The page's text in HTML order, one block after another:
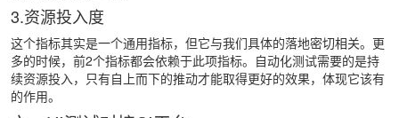
3.资源投入度
这个指标其实是一个通用指标，但它与我们具体的落地密切相关。更
多的时候，前2个指标都会依赖于此项指标。自动化测试需要的是持
续资源投入，只有自上而下的推动才能取得更好的效果，体现它该有
的作用。